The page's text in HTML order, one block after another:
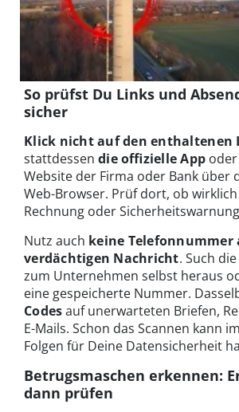
So prüfst Du Links und
sicher
Klick nicht auf den enthaltenen
stattdessen die offizielle App
Website der Firma oder Bank über
Web-Browser. Prüf dort, ob
Rechnung oder
Nutz auch keine Telefonnummer
verdächtigen Nachricht. Such
zum Unternehmen selbst heraus
eine gespeicherte Nummer.
Codesauf unerwarteten Briefen,
E-Mails. Schon das Scannen kann
Folgen für Deine Datensicherheit
Betrugsmaschen erkennen:
dann prüfen